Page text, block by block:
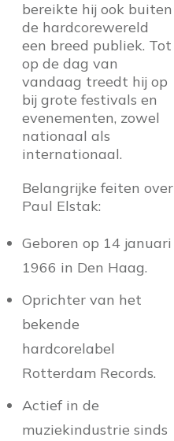
bereikte hij ook buiten
de hardcorewereld
een breed publiek. Tot
op de dag van
vandaag treedt hij op
bij grote festivals en
evenementen, zowel
nationaal als
internationaal.
Belangrijke feiten over
Paul Elstak:
Geboren op 14 januari
1966 in Den Haag.
Oprichter van het
bekende
hardcorelabel
Rotterdam Records.
Actief in de
muziekindustrie sinds